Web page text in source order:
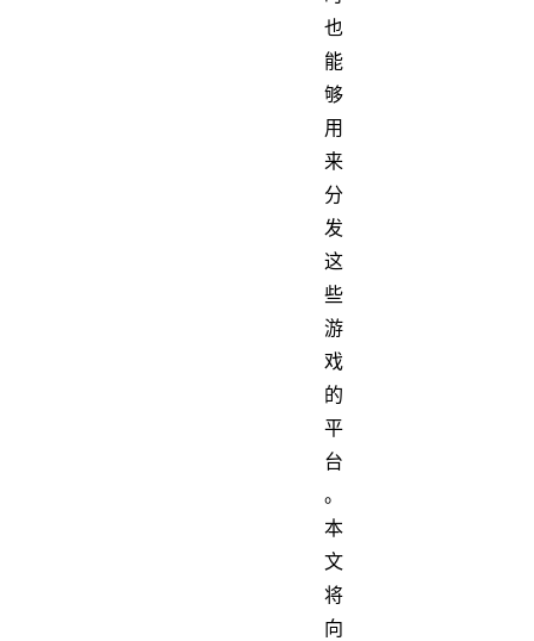
也
能
够
用
来
分
发
这
些
游
戏
的
平
台
。
本
文
将
向